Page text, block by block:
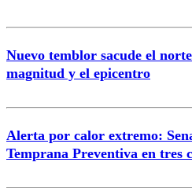
Nuevo temblor sacude el
magnitud y el epicentro
Alerta por calor extremo:
Temprana Preventiva en tres